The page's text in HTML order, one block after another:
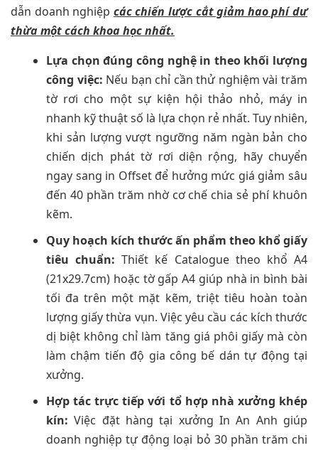
dẫn doanh nghiệp các chiến lược cắt giảm hao phí dư
thừa một cách khoa học nhất.
Lựa chọn đúng công nghệ in theo khối lượng
công việc: Nếu bạn chỉ cần thử nghiệm vài trăm
tờ rơi cho một sự kiện hội thảo nhỏ, máy in
nhanh kỹ thuật số là lựa chọn rẻ nhất. Tuy nhiên,
khi sản lượng vượt ngưỡng năm ngàn bản cho
chiến dịch phát tờ rơi diện rộng, hãy chuyển
ngay sang in Offset để hưởng mức giá giảm sâu
đến 40 phần trăm nhờ cơ chế chia sẻ phí khuôn
kẽm.
Quy hoạch kích thước ấn phẩm theo khổ giấy
tiêu chuẩn: Thiết kế Catalogue theo khổ A4
(21x29.7cm) hoặc tờ gấp A4 giúp nhà in bình bài
tối đa trên một mặt kẽm, triệt tiêu hoàn toàn
lượng giấy thừa vụn. Việc yêu cầu các kích thước
dị biệt không chỉ làm tăng giá phôi giấy mà còn
làm chậm tiến độ gia công bế dán tự động tại
xưởng.
Hợp tác trực tiếp với tổ hợp nhà xưởng khép
kín: Việc đặt hàng tại xưởng In An Anh giúp
doanh nghiệp tự động loại bỏ 30 phần trăm chi